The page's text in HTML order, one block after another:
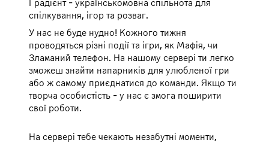
Градієнт - українськомовна спільнота для
спілкування, ігор та розваг.
У нас не буде нудно! Кожного тижня
проводяться різні події та ігри, як Мафія, чи
Зламаний телефон. На нашому сервері ти легко
зможеш знайти напарників для улюбленої гри
або ж самому приєднатися до команди. Якщо ти
творча особистість - у нас є змога поширити
свої роботи.
На сервері тебе чекають незабутні моменти,